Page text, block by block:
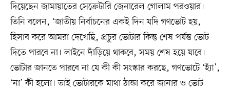
দিয়েছেন জামায়াতের সেক্রেটারি জেনারেল গোলাম পরওয়ার।
তিনি বলেন, ‘জাতীয় নির্বাচনের একই দিন যদি গণভোট হয়,
হিসাব করে আমরা দেখেছি, প্রচুর ভোটার কিন্তু শেষ পর্যন্ত ভোট
দিতে পারবে না। লাইনে দাঁড়িয়ে থাকবে, সময় শেষ হয়ে যাবে।
ভোটার জানতে পারবে না যে কী কী সংস্কার করছে, গণভোটে ‘হ্যাঁ’,
‘না’ কী হলো। তাই ভোটারকে মাথা ঠান্ডা করে জানার ও ভোট